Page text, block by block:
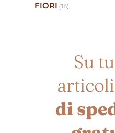
FIORI (16)
Su
di